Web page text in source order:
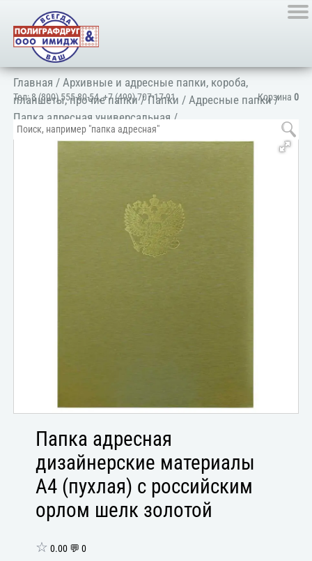
Корзина 0
Тел:8 (800) 555-80-54,+7 (499) 707-17-91
Главная /Архивные и адресные папки, короба,
планшеты, прочие папки/Папки /Адресные папки/
Папка адресная универсальная /
Папка адресная
дизайнерские материалы
А4 (пухлая) с российским
орлом шелк золотой
☆ 0.00 💬 0